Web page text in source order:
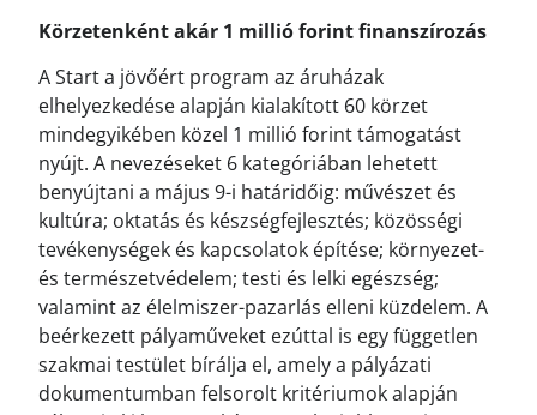
Körzetenként akár 1 millió forint finanszírozás
A Start a jövőért program az áruházak
elhelyezkedése alapján kialakított 60 körzet
mindegyikében közel 1 millió forint támogatást
nyújt. A nevezéseket 6 kategóriában lehetett
benyújtani a május 9-i határidőig: művészet és
kultúra; oktatás és készségfejlesztés; közösségi
tevékenységek és kapcsolatok építése; környezet-
és természetvédelem; testi és lelki egészség;
valamint az élelmiszer-pazarlás elleni küzdelem. A
beérkezett pályaműveket ezúttal is egy független
szakmai testület bírálja el, amely a pályázati
dokumentumban felsorolt kritériumok alapján